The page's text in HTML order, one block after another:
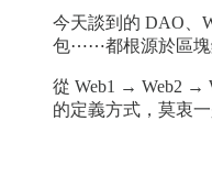
今天談到的 DAO、
包⋯⋯都根源於區塊
從 Web1 → Web2 →
的定義方式，莫衷一